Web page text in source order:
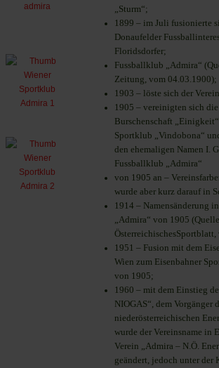
„Sturm“;
1899 – im Juli fusionierte
Donaufelder
Floridsdorfer;
Fussballklub „Admira“
Zeitung, vom 04.03.1900);
1903 – löste sich der
1905 – vereinigten sich
Burschenschaft
Sportklub „Vindobona“
den ehemaligen Namen I.
Fussballklub „Admira“
von 1905 an –
wurde aber kurz darauf in
1914 – Namensänderung
„Admira“ von 1905
1951 – Fusion mit dem
Wien zum Eisenbahner
von 1905;
1960 – mit dem Einstieg
NIOGAS“, dem Vorgänger
niederösterreichischen
wurde der Vereinsname in
Verein „Admira – N.Ö.
geändert, jedoch unter der